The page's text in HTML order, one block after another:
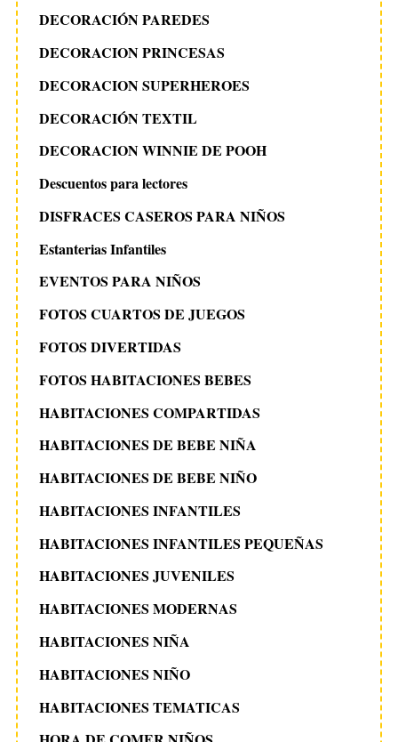
DECORACIÓN PAREDES
DECORACION PRINCESAS
DECORACION SUPERHEROES
DECORACIÓN TEXTIL
DECORACION WINNIE DE POOH
Descuentos para lectores
DISFRACES CASEROS PARA NIÑOS
Estanterias Infantiles
EVENTOS PARA NIÑOS
FOTOS CUARTOS DE JUEGOS
FOTOS DIVERTIDAS
FOTOS HABITACIONES BEBES
HABITACIONES COMPARTIDAS
HABITACIONES DE BEBE NIÑA
HABITACIONES DE BEBE NIÑO
HABITACIONES INFANTILES
HABITACIONES INFANTILES PEQUEÑAS
HABITACIONES JUVENILES
HABITACIONES MODERNAS
HABITACIONES NIÑA
HABITACIONES NIÑO
HABITACIONES TEMATICAS